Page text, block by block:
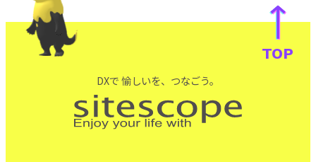
TOP
DXで 愉しいを、つなごう。